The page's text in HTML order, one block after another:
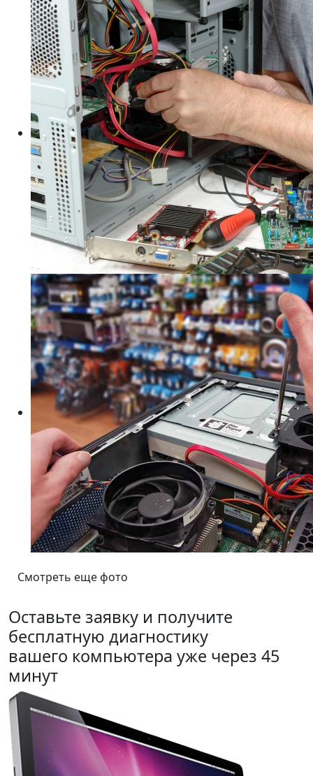
Смотреть еще фото
Оставьте заявку и получите
бесплатную диагностику
вашего компьютера уже через 45
минут